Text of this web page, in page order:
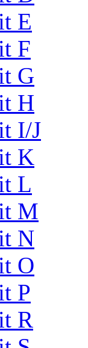
E
F
G
H
I/J
K
L
M
N
O
P
R